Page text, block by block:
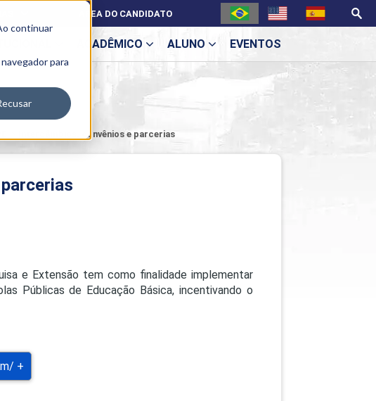
continuar
para
ACADÊMICO
MPHU
Unitecne
ALUNO EVENTOS
ÁREA DO CANDIDATO
Intercâmbios, convênios e parcerias
e Extensão tem como finalidade implementar
Públicas de Educação Básica, incentivando o
+